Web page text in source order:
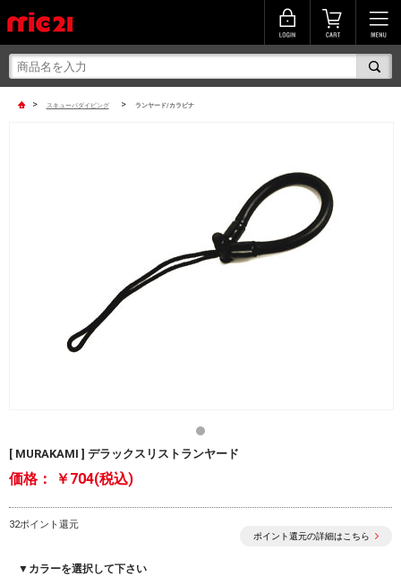
> スキューバダイビング > ランヤード/カラビナ
[ MURAKAMI ] デラックスリストランヤード
価格： ￥704(税込)
32ポイント還元
ポイント還元の詳細はこちら
▼カラーを選択して下さい